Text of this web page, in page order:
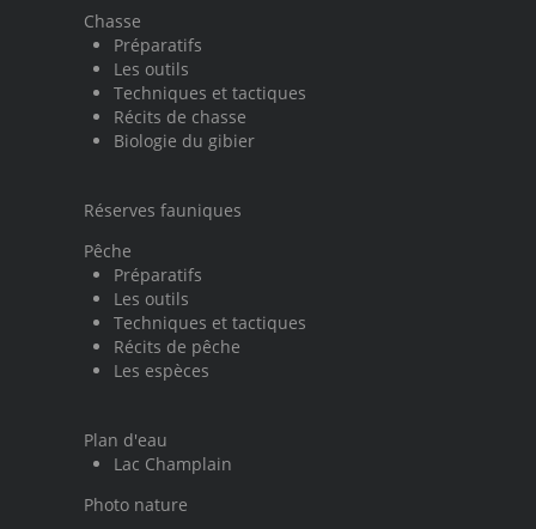
Chasse
Préparatifs
Les outils
Techniques et tactiques
Récits de chasse
Biologie du gibier
Réserves fauniques
Pêche
Préparatifs
Les outils
Techniques et tactiques
Récits de pêche
Les espèces
Plan d'eau
Lac Champlain
Photo nature